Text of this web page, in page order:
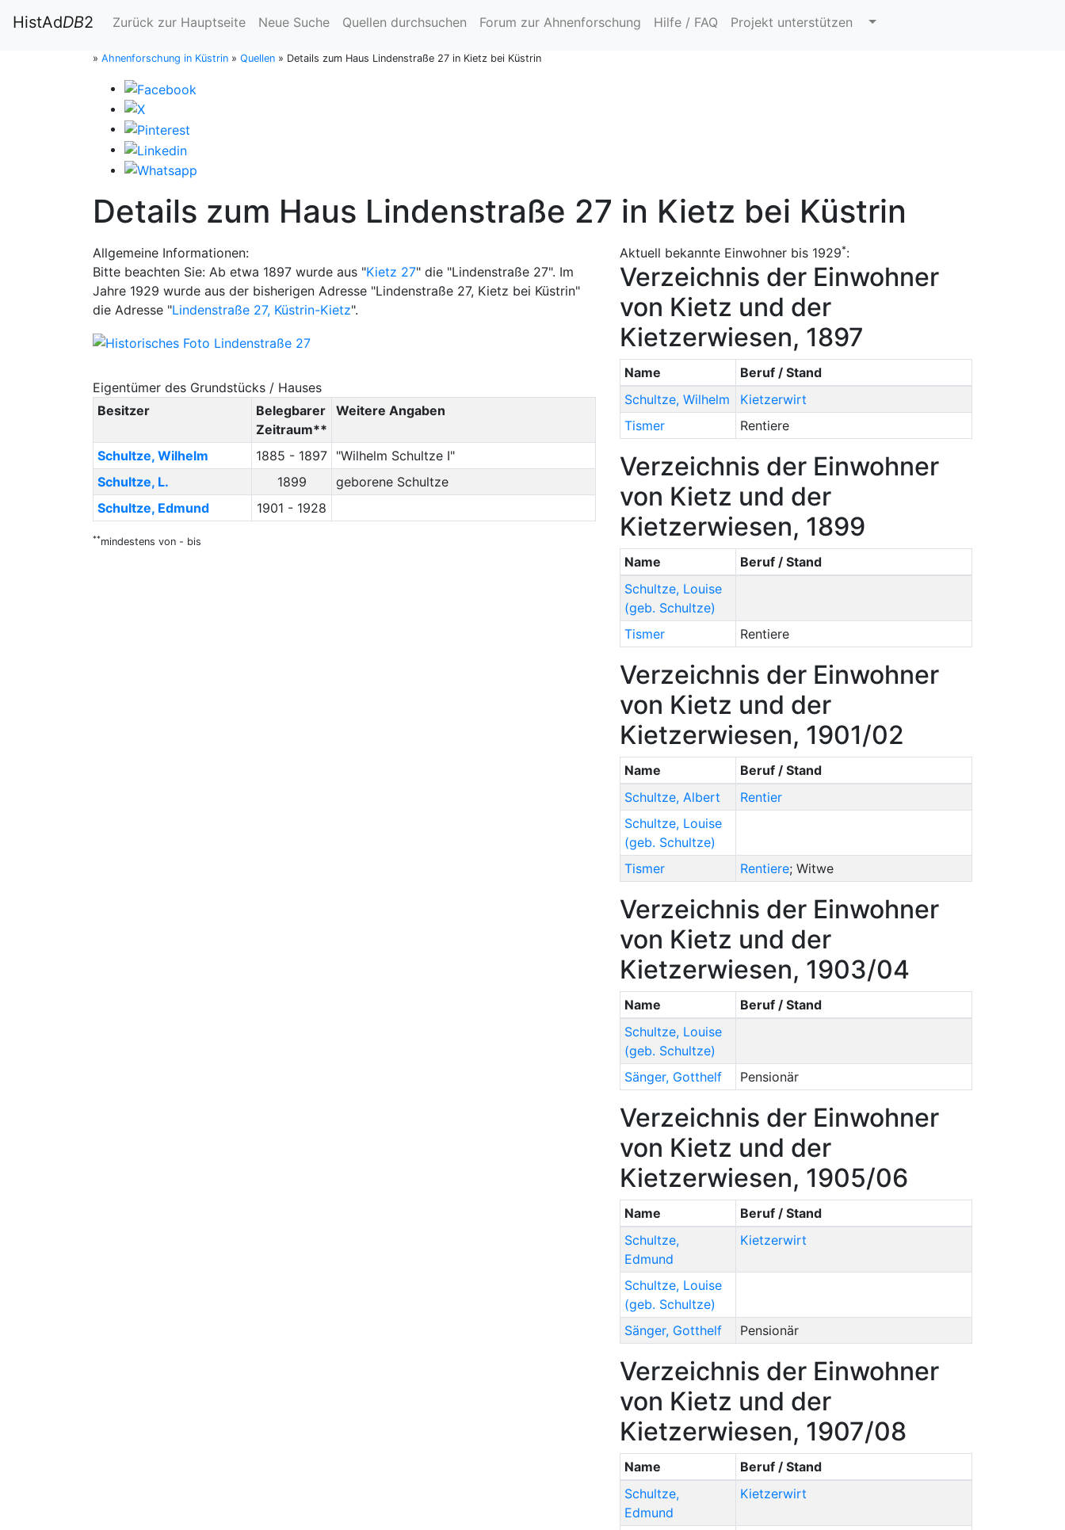
HistAdDB2 Zurück zur Hauptseite Neue Suche Quellen durchsuchen Forum zur Ahnenforschung Hilfe / FAQ Projekt unterstützen
» Ahnenforschung in Küstrin » Quellen » Details zum Haus Lindenstraße 27 in Kietz bei Küstrin
Details zum Haus Lindenstraße 27 in Kietz bei Küstrin
Allgemeine Informationen:
Bitte beachten Sie: Ab etwa 1897 wurde aus "Kietz 27" die "Lindenstraße 27". Im
Jahre 1929 wurde aus der bisherigen Adresse "Lindenstraße 27, Kietz bei Küstrin"
die Adresse "Lindenstraße 27, Küstrin-Kietz".
Eigentümer des Grundstücks / Hauses
Besitzer
Belegbarer
Zeitraum**
Weitere Angaben
Schultze, Wilhelm 1885 - 1897 "Wilhelm Schultze I"
Schultze, L. 1899
geborene Schultze
Schultze, Edmund 1901 - 1928
**mindestens von - bis
Aktuell bekannte Einwohner bis 1929*:
Verzeichnis der Einwohner
von Kietz und der
Kietzerwiesen, 1897
Name
Beruf / Stand
Schultze, Wilhelm
Kietzerwirt
Tismer
Rentiere
Verzeichnis der Einwohner
von Kietz und der
Kietzerwiesen, 1899
Name
Beruf / Stand
Schultze, Louise
(geb. Schultze)
Tismer
Rentiere
Verzeichnis der Einwohner
von Kietz und der
Kietzerwiesen, 1901/02
Name
Beruf / Stand
Schultze, Albert
Rentier
Schultze, Louise
(geb. Schultze)
Tismer
Rentiere; Witwe
Verzeichnis der Einwohner
von Kietz und der
Kietzerwiesen, 1903/04
Name
Beruf / Stand
Schultze, Louise
(geb. Schultze)
Sänger, Gotthelf Pensionär
Verzeichnis der Einwohner
von Kietz und der
Kietzerwiesen, 1905/06
Name
Beruf / Stand
Schultze,
Edmund
Kietzerwirt
Schultze, Louise
(geb. Schultze)
Sänger, Gotthelf Pensionär
Verzeichnis der Einwohner
von Kietz und der
Kietzerwiesen, 1907/08
Name
Beruf / Stand
Schultze,
Edmund
Kietzerwirt